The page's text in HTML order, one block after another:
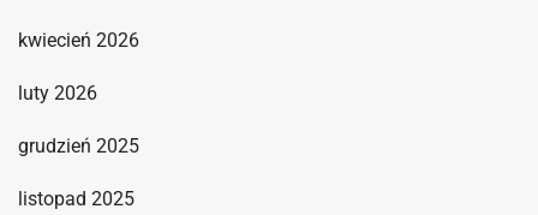
kwiecień 2026
luty 2026
grudzień 2025
listopad 2025